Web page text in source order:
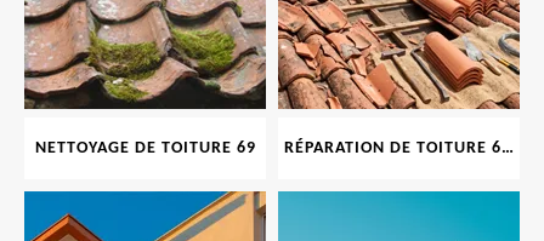
NETTOYAGE DE TOITURE 69 RÉPARATION DE TOITURE 69 RHONE, TUILES CASSÉES OU ABIMÉES